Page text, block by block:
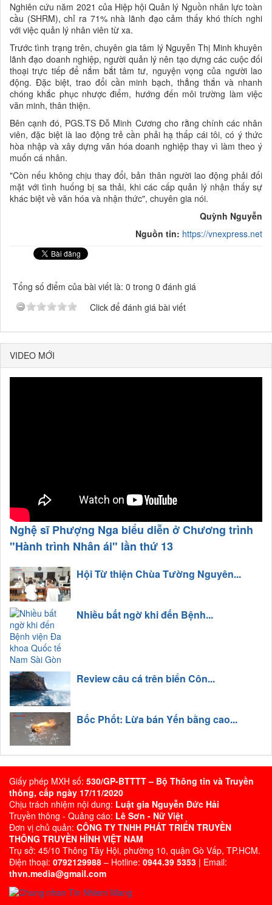
Nghiên cứu năm 2021 của Hiệp hội Quản lý Nguồn nhân lực toàn
cầu (SHRM), chỉ ra 71% nhà lãnh đạo cảm thấy khó thích nghi
với việc quản lý nhân viên từ xa.
Trước tình trạng trên, chuyên gia tâm lý Nguyễn Thị Minh khuyên
lãnh đạo doanh nghiệp, người quản lý nên tạo dựng các cuộc đối
thoại trực tiếp để nắm bắt tâm tư, nguyện vọng của người lao
động. Đặc biệt, trao đổi cần minh bạch, thẳng thắn và nhanh
chóng khắc phục nhược điểm, hướng đến môi trường làm việc
văn minh, thân thiện.
Bên cạnh đó, PGS.TS Đỗ Minh Cương cho rằng chính các nhân
viên, đặc biệt là lao động trẻ cần phải hạ thấp cái tôi, có ý thức
hòa nhập và xây dựng văn hóa doanh nghiệp thay vì làm theo ý
muốn cá nhân.
"Còn nếu không chịu thay đổi, bản thân người lao động phải đối
mặt với tình huống bị sa thải, khi các cấp quản lý nhận thấy sự
khác biệt về văn hóa và nhận thức", chuyên gia nói.
Quỳnh Nguyễn
Nguồn tin: https://vnexpress.net
Tổng số điểm của bài viết là: 0 trong 0 đánh giá
Click để đánh giá bài viết
VIDEO MỚI
Nghệ sĩ Phượng Nga biểu diễn ở Chương trình
"Hành trình Nhân ái" lần thứ 13
Hội Từ thiện Chùa Tường Nguyên...
Nhiều bất ngờ khi đến Bệnh...
Review câu cá trên biển Côn...
Bốc Phốt: Lừa bán Yến bằng cao...
Giấy phép MXH số: 530/GP-BTTTT – Bộ Thông tin và Truyền
thông, cấp ngày 17/11/2020
Chịu trách nhiệm nội dung: Luật gia Nguyễn Đức Hải
Truyền thông - Quảng cáo: Lê Sơn - Nữ Việt
Đơn vị chủ quản: CÔNG TY TNHH PHÁT TRIỂN TRUYỀN
THÔNG TRUYỀN HÌNH VIỆT NAM
Trụ sở: 45/10 Thông Tây Hội, phường 10, quận Gò Vấp, TP.HCM.
Điện thoại: 0792129988 – Hotline: 0944.39 5353 | Email:
thvn.media@gmail.com